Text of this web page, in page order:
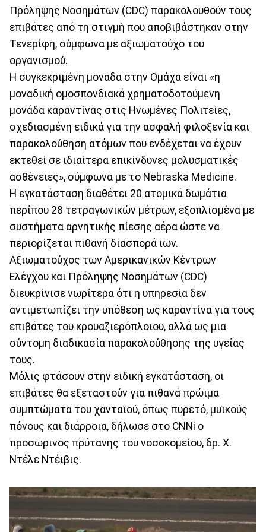
Πρόληψης Νοσημάτων (CDC) παρακολουθούν τους
επιβάτες από τη στιγμή που αποβιβάστηκαν στην
Τενερίφη, σύμφωνα με αξιωματούχο του
οργανισμού.
Η συγκεκριμένη μονάδα στην Ομάχα είναι «η
μοναδική ομοσπονδιακά χρηματοδοτούμενη
μονάδα καραντίνας στις Ηνωμένες Πολιτείες,
σχεδιασμένη ειδικά για την ασφαλή φιλοξενία και
παρακολούθηση ατόμων που ενδέχεται να έχουν
εκτεθεί σε ιδιαίτερα επικίνδυνες μολυσματικές
ασθένειες», σύμφωνα με το Nebraska Medicine.
Η εγκατάσταση διαθέτει 20 ατομικά δωμάτια
περίπου 28 τετραγωνικών μέτρων, εξοπλισμένα με
συστήματα αρνητικής πίεσης αέρα ώστε να
περιορίζεται πιθανή διασπορά ιών.
Αξιωματούχος των Αμερικανικών Κέντρων
Ελέγχου και Πρόληψης Νοσημάτων (CDC)
διευκρίνισε νωρίτερα ότι η υπηρεσία δεν
αντιμετωπίζει την υπόθεση ως καραντίνα για τους
επιβάτες του κρουαζιερόπλοιου, αλλά ως μια
σύντομη διαδικασία παρακολούθησης της υγείας
τους.
Μόλις φτάσουν στην ειδική εγκατάσταση, οι
επιβάτες θα εξεταστούν για πιθανά πρώιμα
συμπτώματα του χανταϊού, όπως πυρετό, μυϊκούς
πόνους και διάρροια, δήλωσε στο CNNi ο
προσωρινός πρύτανης του νοσοκομείου, δρ. Χ.
Ντέλε Ντέιβις.